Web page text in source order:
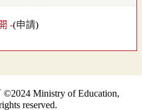
-(申請)
Ministry of Education,
reserved.